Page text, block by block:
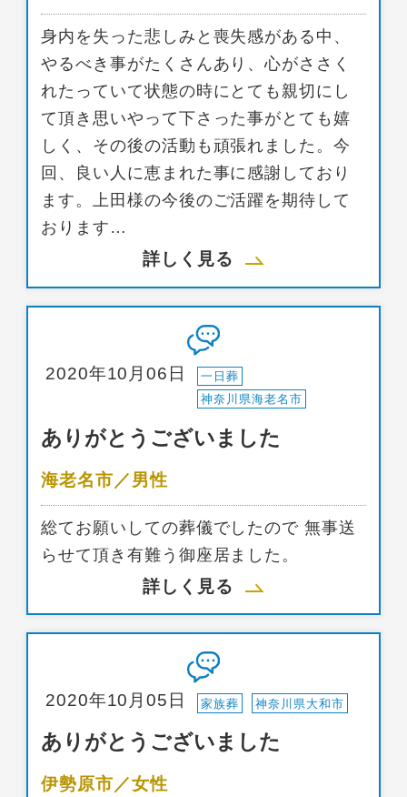
身内を失った悲しみと喪失感がある中、
やるべき事がたくさんあり、心がささく
れたっていて状態の時にとても親切にし
て頂き思いやって下さった事がとても嬉
しく、その後の活動も頑張れました。今
回、良い人に恵まれた事に感謝しており
ます。上田様の今後のご活躍を期待して
おります…
詳しく見る
2020年10月06日
一日葬
神奈川県海老名市
ありがとうございました
海老名市／男性
総てお願いしての葬儀でしたので 無事送
らせて頂き有難う御座居ました。
詳しく見る
2020年10月05日 家族葬 神奈川県大和市
ありがとうございました
伊勢原市／女性